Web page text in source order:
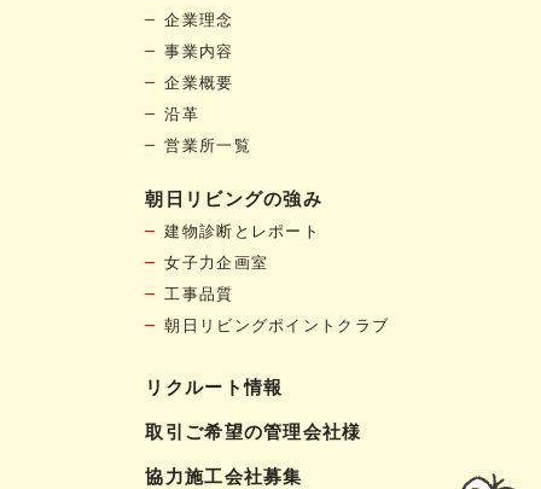
企業理念
事業内容
企業概要
沿革
営業所一覧
朝日リビングの強み
建物診断とレポート
女子力企画室
工事品質
朝日リビングポイントクラブ
リクルート情報
取引ご希望の管理会社様
協力施工会社募集